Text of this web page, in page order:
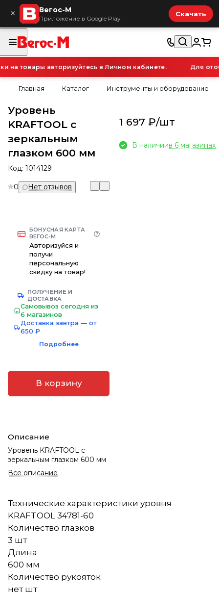
× Вегос-М
Приложение в Google Play
Скачать
товары авторизуйтесь в Личном кабинете. Для
Главная Каталог Инструменты и оборудование
Уровень
KRAFTOOL с
зеркальным
глазком 600 мм
Код: 1014129
0 Нет отзывов
БОНУСНАЯ КАРТА
ВЕГОС-М
Авторизуйся и
получи
персональную
скидку на товар!
ПОЛУЧЕНИЕ И
ДОСТАВКА
Самовывоз сегодня из
6 магазинов
Доставка завтра — от
650 ₽
Подробнее
В корзину
Описание
Уровень KRAFTOOL с
зеркальным глазком 600 мм
Все описание
1 697 ₽/шт
В наличиив 6 магазинах
Технические характеристики уровня
KRAFTOOL 34781-60
Количество глазков
3 шт
Длина
600 мм
Количество рукояток
нет шт